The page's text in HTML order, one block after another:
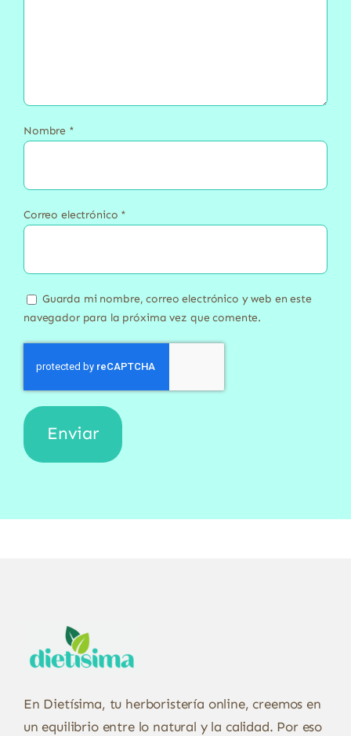
Nombre *
Correo electrónico *
Guarda mi nombre, correo electrónico y web en este
navegador para la próxima vez que comente.
En Dietísima, tu herboristería online, creemos en
un equilibrio entre lo natural y la calidad. Por eso